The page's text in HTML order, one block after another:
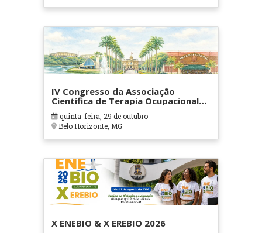
IV Congresso da Associação
Científica de Terapia Ocupacional
em Contextos Hospitalares e
Cuidados Paliativos - ATOHOSP
quinta-feira, 29 de outubro
Belo Horizonte, MG
X ENEBIO & X EREBIO 2026